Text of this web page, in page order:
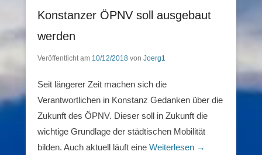
Konstanzer ÖPNV soll ausgebaut
werden
Veröffentlicht am 10/12/2018 von Joerg1
Seit längerer Zeit machen sich die
Verantwortlichen in Konstanz Gedanken über die
Zukunft des ÖPNV. Dieser soll in Zukunft die
wichtige Grundlage der städtischen Mobilität
bilden. Auch aktuell läuft eine Weiterlesen →